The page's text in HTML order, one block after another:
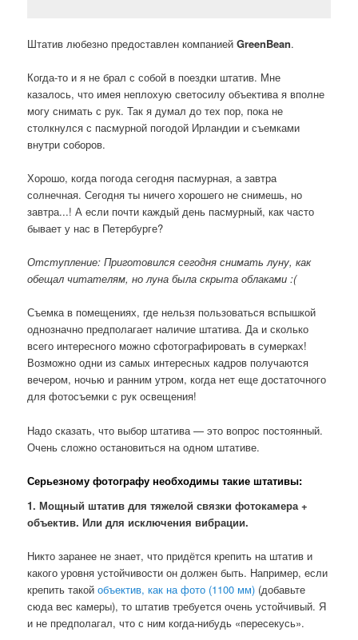
Штатив любезно предоставлен компаниейGreenBean.
Когда-то и я не брал с собой в поездки штатив. Мне
казалось, что имея неплохую светосилу объектива я вполне
могу снимать с рук. Так я думал до тех пор, пока не
столкнулся с пасмурной погодой Ирландии и съемками
внутри соборов.
Хорошо, когда погода сегодня пасмурная, а завтра
солнечная. Сегодня ты ничего хорошего не снимешь, но
завтра...! А если почти каждый день пасмурный, как часто
бывает у нас в Петербурге?
Отступление: Приготовился сегодня снимать луну, как
обещал читателям, но луна была скрыта облаками :(
Съемка в помещениях, где нельзя пользоваться вспышкой
однозначно предполагает наличие штатива. Да и сколько
всего интересного можно сфотографировать в сумерках!
Возможно одни из самых интересных кадров получаются
вечером, ночью и ранним утром, когда нет еще достаточного
для фотосъемки с рук освещения!
Надо сказать, что выбор штатива — это вопрос постоянный.
Очень сложно остановиться на одном штативе.
Серьезному фотографу необходимы такие штативы:
1. Мощный штатив для тяжелой связки фотокамера +
объектив. Или для исключения вибрации.
Никто заранее не знает, что придётся крепить на штатив и
какого уровня устойчивости он должен быть. Например, если
крепить такойобъектив, как на фото (1100 мм) (добавьте
сюда вес камеры), то штатив требуется очень устойчивый. Я
и не предполагал, что с ним когда-нибудь «пересекусь».